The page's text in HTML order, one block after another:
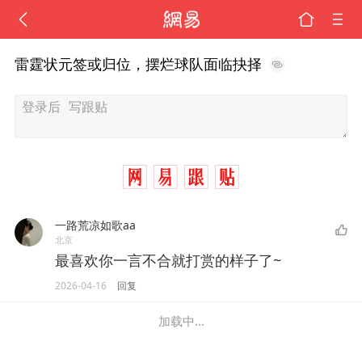
雷霆状元签或归位，摆烂球队面临抉择
一路荒凉如歌aa
北京
最喜欢你一言不合就打赏的样子了~
2026-04-16 回复
加载中...